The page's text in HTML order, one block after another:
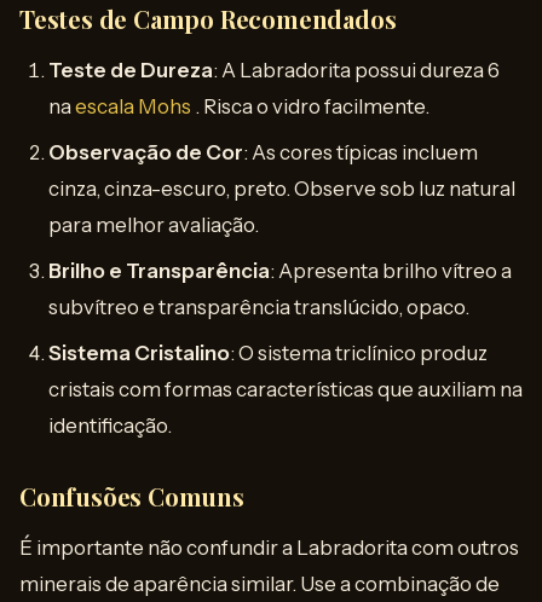
Testes de Campo Recomendados
Teste de Dureza: A Labradorita possui dureza 6
na escala Mohs . Risca o vidro facilmente.
Observação de Cor: As cores típicas incluem
cinza, cinza-escuro, preto. Observe sob luz natural
para melhor avaliação.
Brilho e Transparência: Apresenta brilho vítreo a
subvítreo e transparência translúcido, opaco.
Sistema Cristalino: O sistema triclínico produz
cristais com formas características que auxiliam na
identificação.
Confusões Comuns
É importante não confundir a Labradorita com outros
minerais de aparência similar. Use a combinação de